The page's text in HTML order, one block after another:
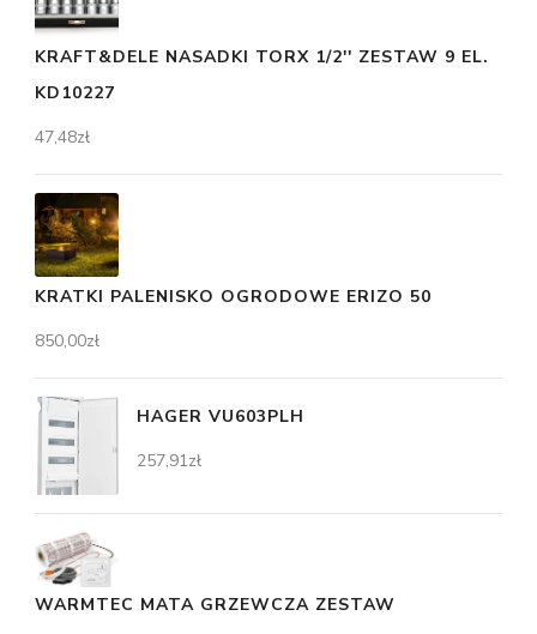
KRAFT&DELE NASADKI TORX 1/2'' ZESTAW 9 EL.
KD10227
47,48zł
KRATKI PALENISKO OGRODOWE ERIZO 50
850,00zł
HAGER VU603PLH
257,91zł
WARMTEC MATA GRZEWCZA ZESTAW